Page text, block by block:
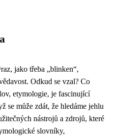
jako třeba „blinken“,
Odkud se vzal? Co
etymologie, je fascinující
se může zdát, že hledáme jehlu
nástrojů a zdrojů, které
slovníky,